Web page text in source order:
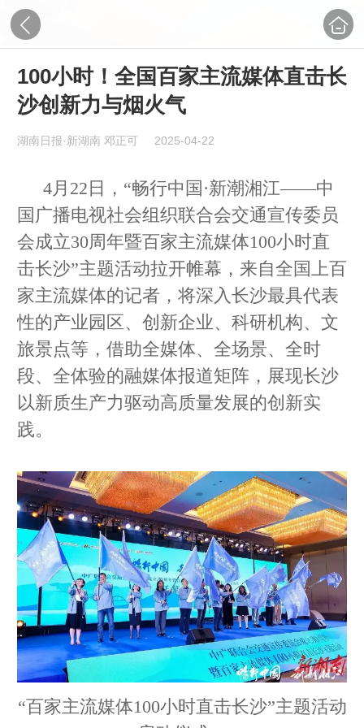
100小时！全国百家主流媒体直击长
沙创新力与烟火气
湖南日报·新湖南 邓正可 2025-04-22
4月22日，“畅行中国·新潮湘江——中
国广播电视社会组织联合会交通宣传委员
会成立30周年暨百家主流媒体100小时直
击长沙”主题活动拉开帷幕，来自全国上百
家主流媒体的记者，将深入长沙最具代表
性的产业园区、创新企业、科研机构、文
旅景点等，借助全媒体、全场景、全时
段、全体验的融媒体报道矩阵，展现长沙
以新质生产力驱动高质量发展的创新实
践。
“百家主流媒体100小时直击长沙”主题活动